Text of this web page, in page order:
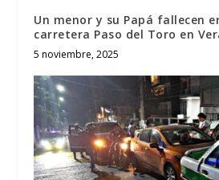
Un menor y su Papá fallecen
carretera Paso del Toro en
5 noviembre, 2025